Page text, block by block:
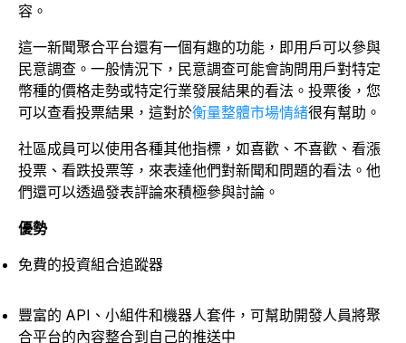
容。
這一新聞聚合平台還有一個有趣的功能，即用戶可以參與
民意調查。一般情況下，民意調查可能會詢問用戶對特定
幣種的價格走勢或特定行業發展結果的看法。投票後，您
可以查看投票結果，這對於衡量整體市場情緒很有幫助。
社區成員可以使用各種其他指標，如喜歡、不喜歡、看漲
投票、看跌投票等，來表達他們對新聞和問題的看法。他
們還可以透過發表評論來積極參與討論。
優勢
免費的投資組合追蹤器
豐富的 API、小組件和機器人套件，可幫助開發人員將聚
合平台的內容整合到自己的推送中